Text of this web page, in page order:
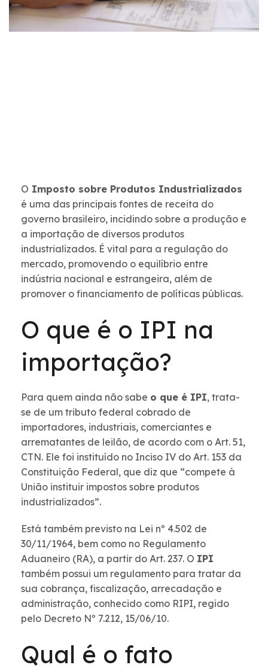
O Imposto sobre Produtos Industrializados
é uma das principais fontes de receita do
governo brasileiro, incidindo sobre a produção e
a importação de diversos produtos
industrializados. É vital para a regulação do
mercado, promovendo o equilíbrio entre
indústria nacional e estrangeira, além de
promover o financiamento de políticas públicas.
O que é o IPI na
importação?
Para quem ainda não sabe o que é IPI, trata-
se de um tributo federal cobrado de
importadores, industriais, comerciantes e
arrematantes de leilão, de acordo com o Art. 51,
CTN. Ele foi instituído no Inciso IV do Art. 153 da
Constituição Federal, que diz que “compete à
União instituir impostos sobre produtos
industrializados”.
Está também previsto na Lei nº 4.502 de
30/11/1964, bem como no Regulamento
Aduaneiro (RA), a partir do Art. 237. O IPI
também possui um regulamento para tratar da
sua cobrança, fiscalização, arrecadação e
administração, conhecido como RIPI, regido
pelo Decreto Nº 7.212, 15/06/10.
Qual é o fato